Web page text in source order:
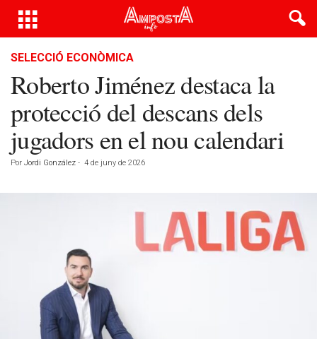
SELECCIÓ ECONÒMICA
Roberto Jiménez destaca la
protecció del descans dels
jugadors en el nou calendari
Por Jordi González - 4 de juny de 2026